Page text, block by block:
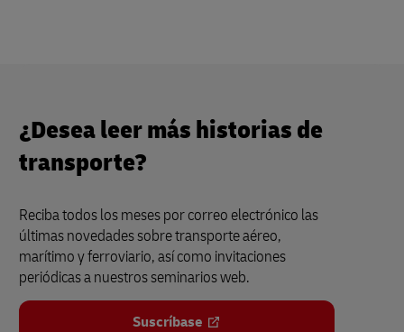
¿Desea leer más historias de
transporte?
Reciba todos los meses por correo electrónico las
últimas novedades sobre transporte aéreo,
marítimo y ferroviario, así como invitaciones
periódicas a nuestros seminarios web.
Suscríbase